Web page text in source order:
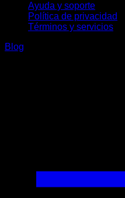
Ayuda y soporte
Política de privacidad
Términos y servicios
Blog